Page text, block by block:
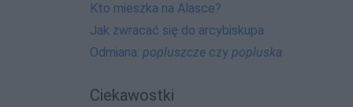
Kto mieszka na Alasce?
Jak zwracać się do arcybiskupa
Odmiana: popluszcze czy popluska
Ciekawostki